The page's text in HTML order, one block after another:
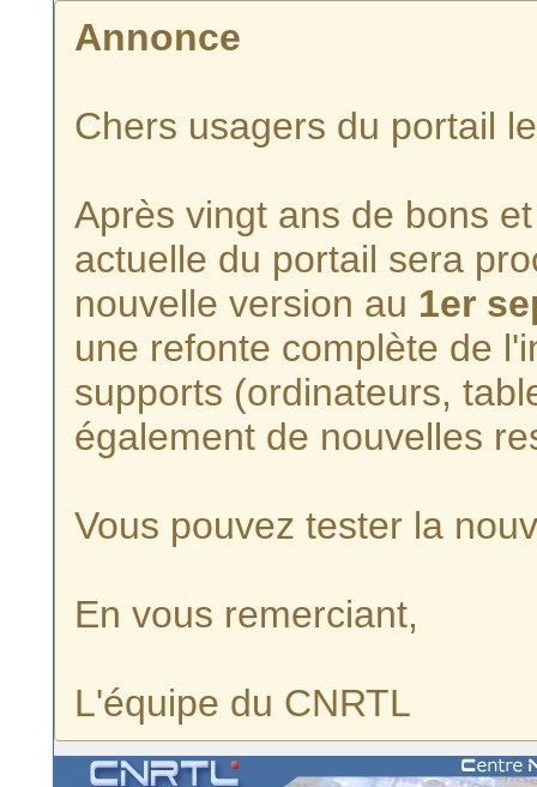
Annonce
Chers usagers du portail
Après vingt ans de bons
actuelle du portail sera
nouvelle version au 1er
une refonte complète de
supports (ordinateurs,
également de nouvelles
Vous pouvez tester la
En vous remerciant,
L'équipe du CNRTL